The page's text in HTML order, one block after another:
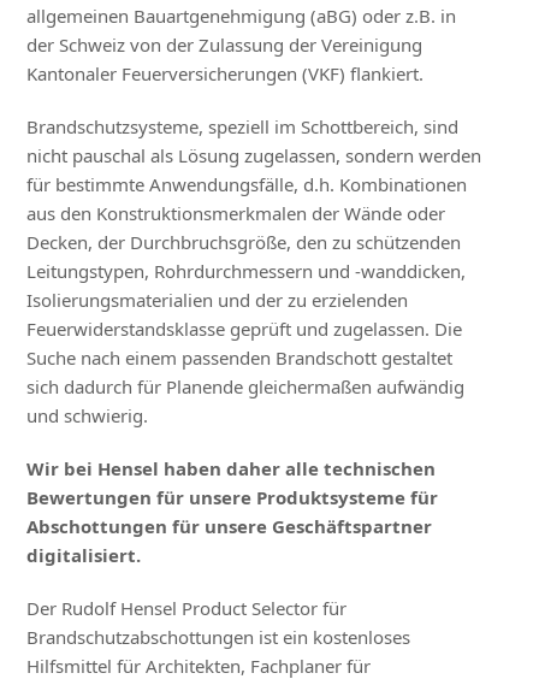
allgemeinen Bauartgenehmigung (aBG) oder z.B. in
der Schweiz von der Zulassung der Vereinigung
Kantonaler Feuerversicherungen (VKF) flankiert.
Brandschutzsysteme, speziell im Schottbereich, sind
nicht pauschal als Lösung zugelassen, sondern werden
für bestimmte Anwendungsfälle, d.h. Kombinationen
aus den Konstruktionsmerkmalen der Wände oder
Decken, der Durchbruchsgröße, den zu schützenden
Leitungstypen, Rohrdurchmessern und -wanddicken,
Isolierungsmaterialien und der zu erzielenden
Feuerwiderstandsklasse geprüft und zugelassen. Die
Suche nach einem passenden Brandschott gestaltet
sich dadurch für Planende gleichermaßen aufwändig
und schwierig.
Wir bei Hensel haben daher alle technischen
Bewertungen für unsere Produktsysteme für
Abschottungen für unsere Geschäftspartner
digitalisiert.
Der Rudolf Hensel Product Selector für
Brandschutzabschottungen ist ein kostenloses
Hilfsmittel für Architekten, Fachplaner für